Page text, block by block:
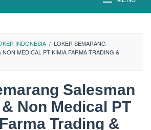
INDONESIA / LOKER SEMARANG
NON MEDICAL PT KIMIA FARMA TRADING &
Salesman
Non Medical PT
Trading &